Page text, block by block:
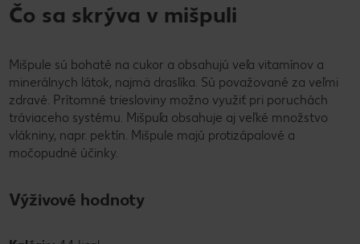
Čo sa skrýva v mišpuli
Mišpule sú bohaté na cukor a obsahujú veľa vitamínov a
minerálnych látok, najmä draslíka. Sú považované za veľmi
zdravé. Prítomné triesloviny možno využiť pri poruchách
tráviaceho systému. Mišpuľa obsahuje aj veľké množstvo
vlákniny, napr. pektín. Mišpule majú protizápalové a
močopudné účinky.
Výživové hodnoty